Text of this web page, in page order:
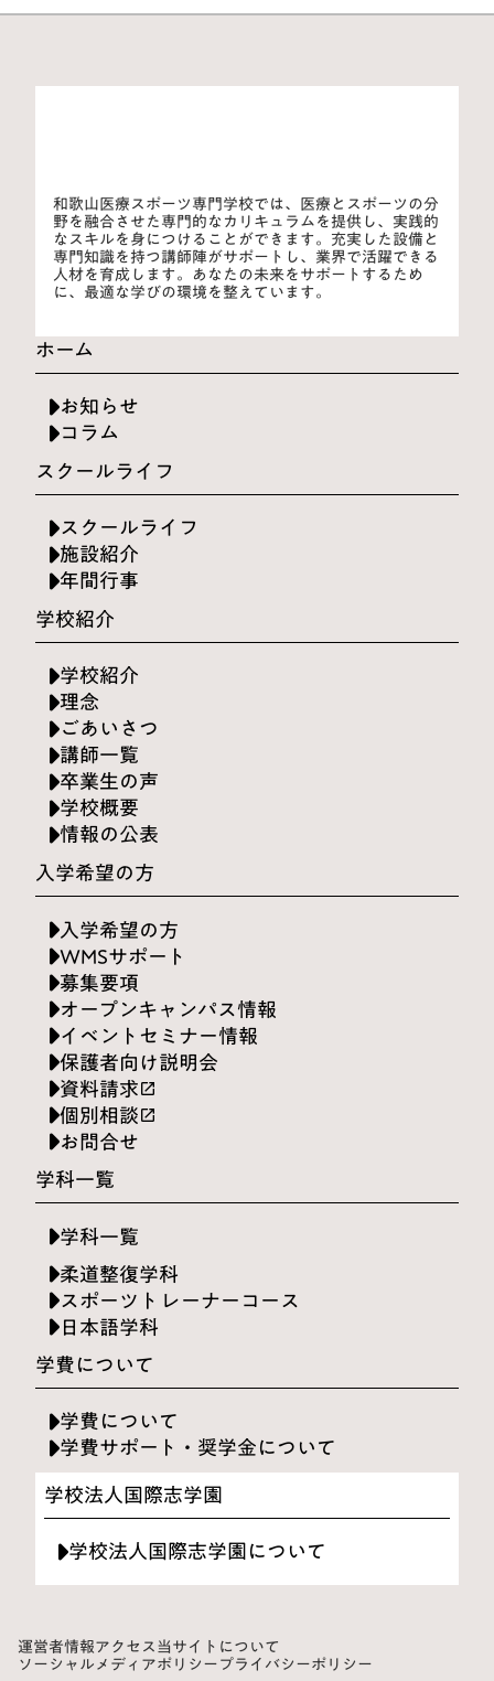
和歌山医療スポーツ専門学校では、医療とスポーツの分
野を融合させた専門的なカリキュラムを提供し、実践的
なスキルを身につけることができます。充実した設備と
専門知識を持つ講師陣がサポートし、業界で活躍できる
人材を育成します。あなたの未来をサポートするため
に、最適な学びの環境を整えています。
ホーム
お知らせ
コラム
スクールライフ
スクールライフ
施設紹介
年間行事
学校紹介
学校紹介
理念
ごあいさつ
講師一覧
卒業生の声
学校概要
情報の公表
入学希望の方
入学希望の方
WMSサポート
募集要項
オープンキャンパス情報
イベントセミナー情報
保護者向け説明会
資料請求launch
個別相談launch
お問合せ
学科一覧
学科一覧
柔道整復学科
スポーツトレーナーコース
日本語学科
学費について
学費について
学費サポート・奨学金について
学校法人国際志学園
学校法人国際志学園について
運営者情報アクセス当サイトについて
ソーシャルメディアポリシープライバシーポリシー